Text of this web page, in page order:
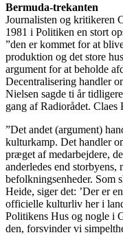
Bermuda-trekanten
Journalisten og kritikeren
1981 i Politiken en stort
”den er kommet for at
produktion og det store
argument for at beholde
Decentralisering handler
Nielsen sagde ti år
gang af Radiorådet. Claes
”Det andet (argument)
kulturkamp. Det handler
præget af medarbejdere,
anderledes end storbyens,
befolkningsenheder. Som
Heide, siger det: ’Der er
officielle kulturliv her i
Politikens Hus og nogle i
den, forsvinder vi